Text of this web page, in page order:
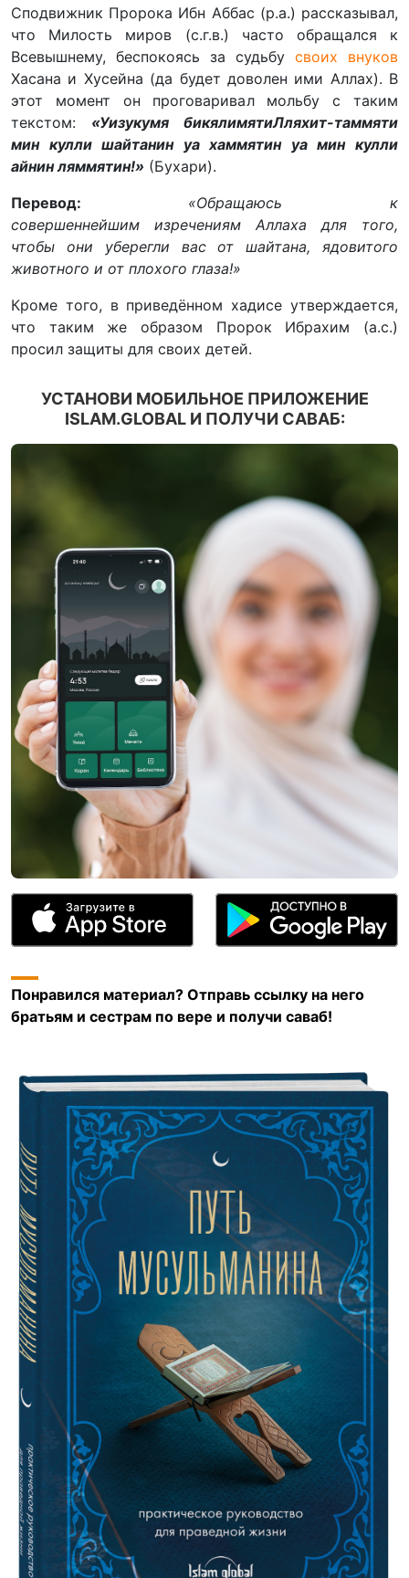
Сподвижник Пророка Ибн Аббас (р.а.) рассказывал,
что Милость миров (с.г.в.) часто обращался к
Всевышнему, беспокоясь за судьбу своих внуков
Хасана и Хусейна (да будет доволен ими Аллах). В
этот момент он проговаривал мольбу с таким
текстом: «Уизукумя бикялимятиЛляхит-таммяти
мин кулли шайтанин уа хаммятин уа мин кулли
айнин ляммятин!» (Бухари).
Перевод: «Обращаюсь к
совершеннейшим изречениям Аллаха для того,
чтобы они уберегли вас от шайтана, ядовитого
животного и от плохого глаза!»
Кроме того, в приведённом хадисе утверждается,
что таким же образом Пророк Ибрахим (а.с.)
просил защиты для своих детей.
УСТАНОВИ МОБИЛЬНОЕ ПРИЛОЖЕНИЕ
ISLAM.GLOBAL И ПОЛУЧИ САВАБ:
Понравился материал? Отправь ссылку на него
братьям и сестрам по вере и получи саваб!